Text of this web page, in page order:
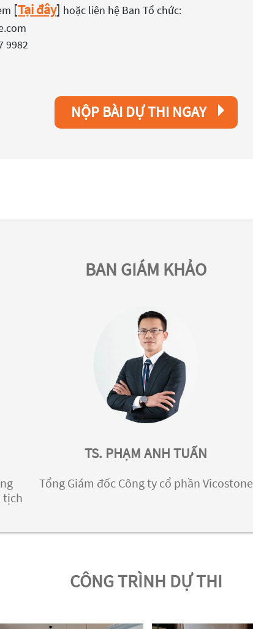
[Tại đây] hoặc liên hệ Ban Tổ chức:
9982
NỘP BÀI DỰ THI NGAY
BAN GIÁM KHẢO
tịch
TS. PHẠM ANH TUẤN
Tổng Giám đốc Công ty cổ phần Vicostone
CÔNG TRÌNH DỰ THI